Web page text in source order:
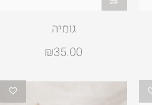
גומיה
₪35.00